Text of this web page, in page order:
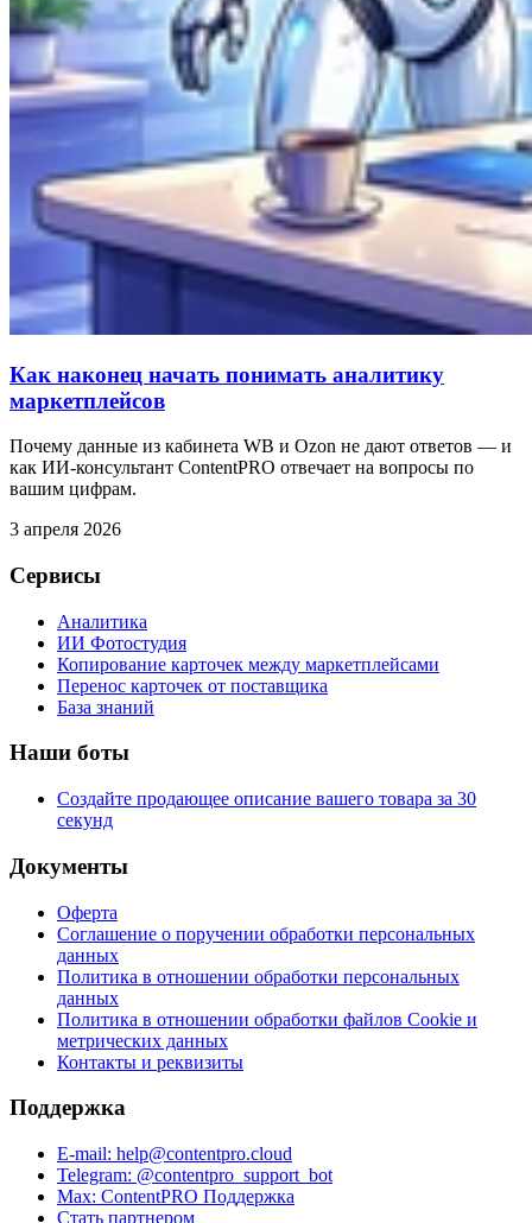
Как наконец начать понимать аналитику
маркетплейсов
Почему данные из кабинета WB и Ozon не дают ответов — и
как ИИ-консультант ContentPRO отвечает на вопросы по
вашим цифрам.
3 апреля 2026
Сервисы
Аналитика
ИИ Фотостудия
Копирование карточек между маркетплейсами
Перенос карточек от поставщика
База знаний
Наши боты
Создайте продающее описание вашего товара за 30
секунд
Документы
Оферта
Соглашение о поручении обработки персональных
данных
Политика в отношении обработки персональных
данных
Политика в отношении обработки файлов Cookie и
метрических данных
Контакты и реквизиты
Поддержка
E-mail: help@contentpro.cloud
Telegram: @contentpro_support_bot
Max: ContentPRO Поддержка
Стать партнером